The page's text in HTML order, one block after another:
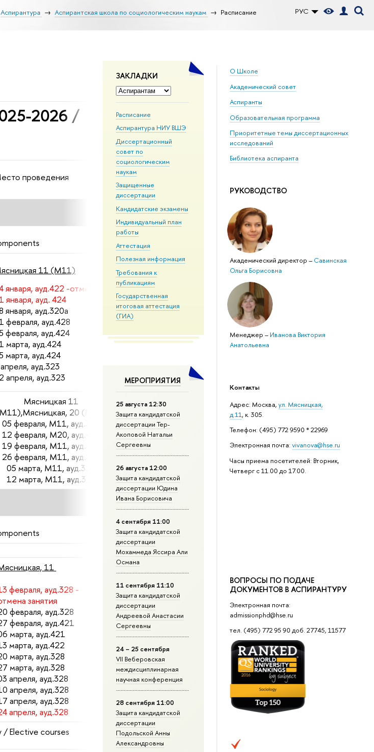
РУС
Аспирантура Аспирантская школа по социологическим наукам Расписание
ЗАКЛАДКИ
Расписание
Аспирантура НИУ ВШЭ
Диссертационный
совет по
социологическим
наукам
Защищенные
диссертации
Кандидатские экзамены
Индивидуальный план
работы
Аттестация
Полезная информация
Требования к
публикациям
Государственная
итоговая аттестация
(ГИА)
МЕРОПРИЯТИЯ
25 августа 12:30
Защита кандидатской
диссертации Тер-
Акоповой Натальи
Сергеевны
26 августа 12:00
Защита кандидатской
диссертации Юдина
Ивана Борисовича
4 сентября 11:00
Защита кандидатской
диссертации
Мохаммеда Яссира Али
Османа
11 сентября 11:10
Защита кандидатской
диссертации
Андреевой Анастасии
Сергеевны
24 – 25 сентября
VII Веберовская
междисциплинарная
научная конференция
28 сентября 11:00
Защита кандидатской
диссертации
Подольской Анны
Александровны
О Школе
Академический совет
Аспиранты
Образовательная программа
Приоритетные темы диссертационных
исследований
Библиотека аспиранта
РУКОВОДСТВО
Академический директор– Савинская
Ольга Борисовна
Менеджер– Иванова Виктория
Анатольевна
Контакты
Адрес: ​Москва,ул. Мясницкая,
д.11, к. 305.
Телефон: (495) 772 9590 * 22969
Электронная почта:vivanova@hse.ru
Часы приема посетителей: Вторник,
Четверг с 11.00 до 17.00.
ВОПРОСЫ ПО ПОДАЧЕ
ДОКУМЕНТОВ В АСПИРАНТУРУ
Электронная почта:
admissionphd@hse.ru
тел. (495) 772 95 90 доб. 27745, 11577
2026 /
проведения
11 (М11)
января, ауд.422 -отмена
января, ауд. 424
января, ауд.320а
февраля, ауд.428
февраля, ауд.424
марта, ауд.424
марта, ауд.424
ауд.323
апреля, ауд.323
Мясницкая 11
20 (М20)
05 февраля, М11, ауд.320
12 февраля, М20, ауд.414
19 февраля, М11, ауд.
26 февраля, М11, ауд.
05 марта, М11, ауд.320
12 марта, М11, ауд.320
11
февраля, ауд.328 -
занятия
февраля, ауд.328
февраля, ауд.421
марта, ауд.421
марта, ауд.422
марта, ауд.328
марта, ауд.328
апреля, ауд.328
апреля, ауд.328
апреля, ауд.328
апреля, ауд.328